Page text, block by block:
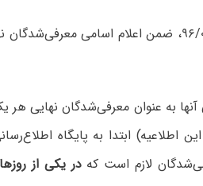
پیرو اطلاعیه مورخ ۹۶/۰۵/۲۹، ضمن
آنها به‌ عنوان‌ معرفی‌شدگان‌ نهایی‌
اطلاعیه) ابتدا به پایگاه
لازم است کهدر یکی از روزهای ‌شنبه ۹۶/۰۹/۱۱